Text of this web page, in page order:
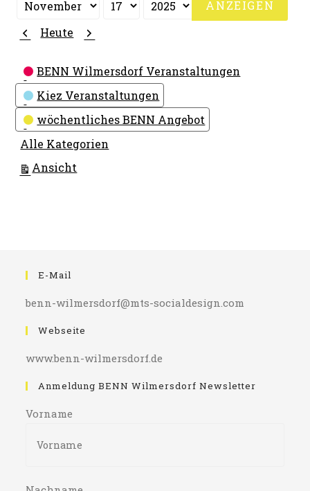
Monat
Tag
Jahr
Zurück
Heute Weiter
Kategorien
BENN Wilmersdorf Veranstaltungen
Kiez Veranstaltungen
wöchentliches BENN Angebot
Alle Kategorien
Ansicht
E-Mail
benn-wilmersdorf@mts-socialdesign.com
Webseite
www.benn-wilmersdorf.de
Anmeldung BENN Wilmersdorf Newsletter
Vorname